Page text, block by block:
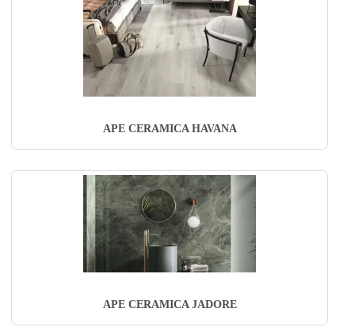
APE CERAMICA HAVANA
APE CERAMICA JADORE